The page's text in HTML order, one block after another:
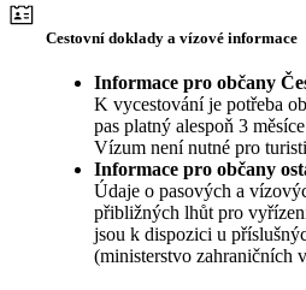
Cestovní doklady a vízové informace
Informace pro občany
K vycestování je potřeba
pas platný alespoň 3
Vízum není nutné pro
Informace pro občany
Údaje o pasových a
přibližných lhůt pro
jsou k dispozici u
(ministerstvo zahraničních